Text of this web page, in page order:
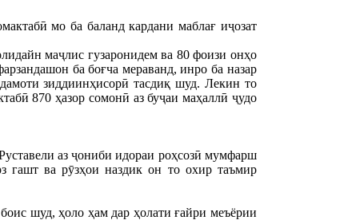
мо ба баланд кардани маблағ иҷозат
маҷлис гузаронидем ва 80 фоизи онҳо
ба боғча мераванд, инро ба назар
зиддиинҳисорӣ тасдиқ шуд. Лекин то
870 ҳазор сомонӣ аз буҷаи маҳаллӣ ҷудо
аз ҷониби идораи роҳсозӣ мумфарш
гашт ва рӯзҳои наздик он то охир таъмир
шуд, ҳоло ҳам дар ҳолати ғайри меъёрии